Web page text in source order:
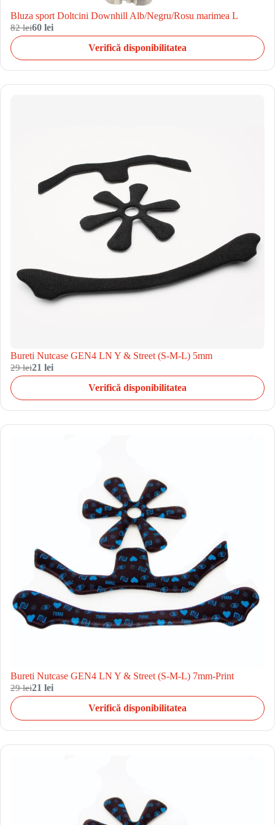
Bluza sport Doltcini Downhill Alb/Negru/Rosu marimea L
82 lei60 lei
Verifică disponibilitatea
Bureti Nutcase GEN4 LN Y & Street (S-M-L) 5mm
29 lei21 lei
Verifică disponibilitatea
Bureti Nutcase GEN4 LN Y & Street (S-M-L) 7mm-Print
29 lei21 lei
Verifică disponibilitatea